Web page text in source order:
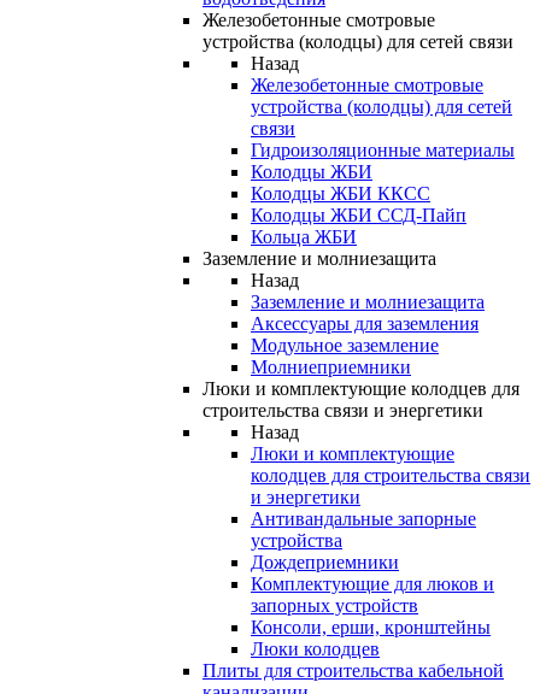
Железобетонные смотровые
устройства (колодцы) для сетей связи
Назад
Железобетонные смотровые
устройства (колодцы) для сетей
связи
Гидроизоляционные материалы
Колодцы ЖБИ
Колодцы ЖБИ ККСС
Колодцы ЖБИ ССД-Пайп
Кольца ЖБИ
Заземление и молниезащита
Назад
Заземление и молниезащита
Аксессуары для заземления
Модульное заземление
Молниеприемники
Люки и комплектующие колодцев для
строительства связи и энергетики
Назад
Люки и комплектующие
колодцев для строительства связи
и энергетики
Антивандальные запорные
устройства
Дождеприемники
Комплектующие для люков и
запорных устройств
Консоли, ерши, кронштейны
Люки колодцев
Плиты для строительства кабельной